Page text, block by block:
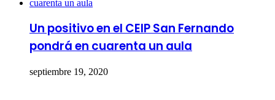
Un positivo en el CEIP San Fernando
pondrá en cuarenta un aula
septiembre 19, 2020